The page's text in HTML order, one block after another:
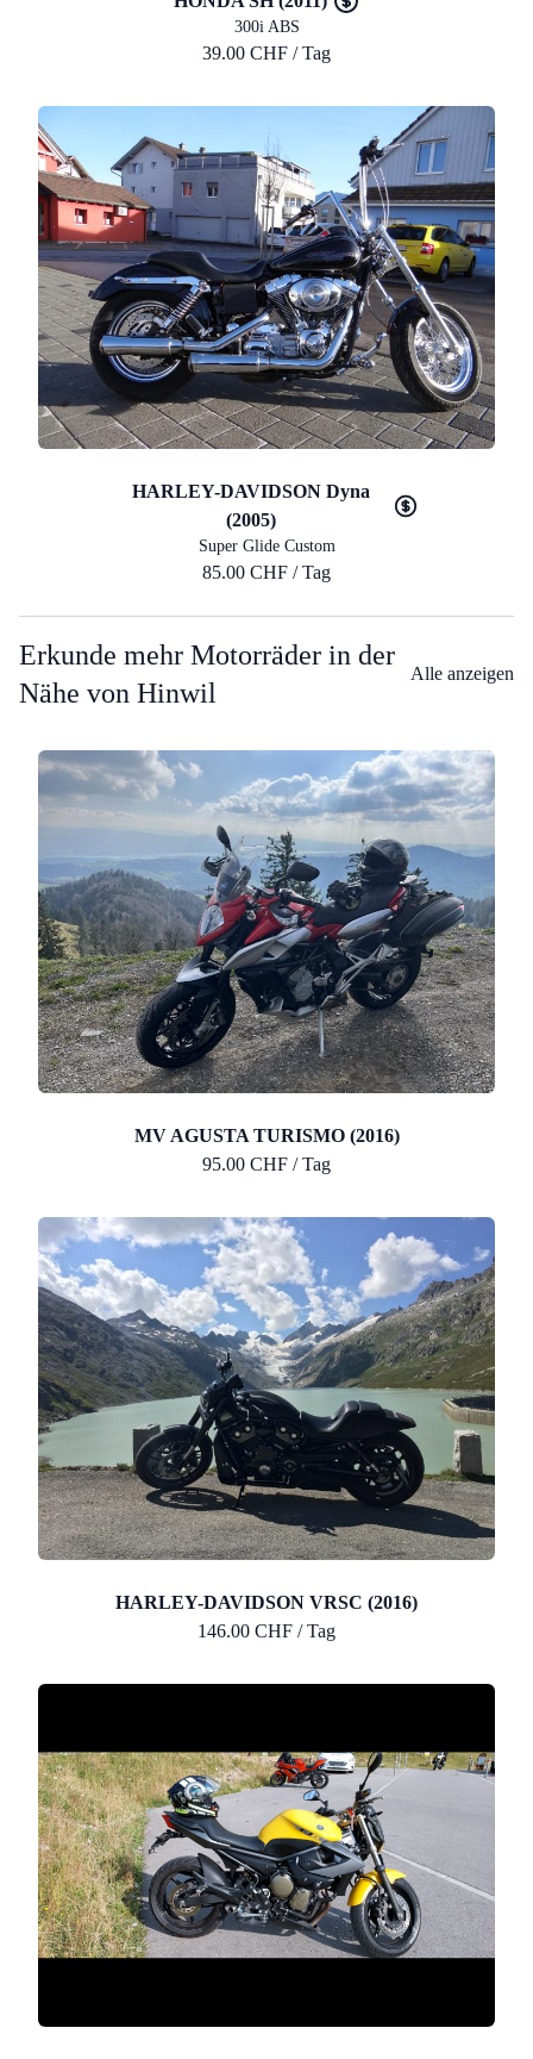
300i ABS
39.00 CHF / Tag
HARLEY-DAVIDSON Dyna
(2005)
Super Glide Custom
85.00 CHF / Tag
Erkunde mehr Motorräder in der
Nähe von Hinwil
Alle anzeigen
MV AGUSTA TURISMO (2016)
95.00 CHF / Tag
HARLEY-DAVIDSON VRSC (2016)
146.00 CHF / Tag